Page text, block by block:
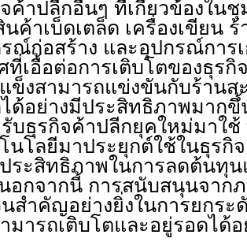
ค้าปลีกอื่นๆ ที่เกี่ยวข้องใน
นค้าเบ็ดเตล็ด เครื่องเขียน
ณ์ก่อสร้าง และอุปกรณ์การ
ที่เอื้อต่อการเติบโตของธุร
ข็งสามารถแข่งขันกับร้านส
ด้อย่างมีประสิทธิภาพมาก
บธุรกิจค้าปลีกยุคใหม่มาใช้
นโลยีมาประยุกต์ใช้ในธุร
ระสิทธิภาพในการลดต้นทุน
อกจากนี้ การสนับสนุนจาก
สำคัญอย่างยิ่งในการยกร
มารถเติบโตและอยู่รอดได้อ